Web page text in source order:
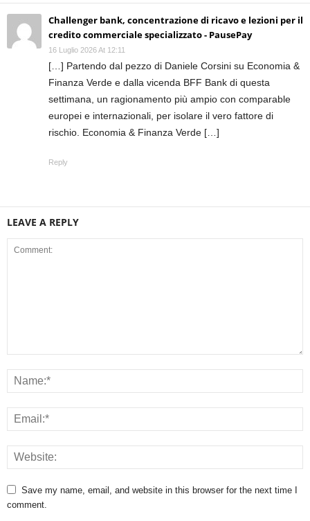
Challenger bank, concentrazione di ricavo e lezioni per il
credito commerciale specializzato - PausePay
16 Luglio 2026 At 12:11
[…] Partendo dal pezzo di Daniele Corsini su Economia &
Finanza Verde e dalla vicenda BFF Bank di questa
settimana, un ragionamento più ampio con comparable
europei e internazionali, per isolare il vero fattore di
rischio. Economia & Finanza Verde […]
Reply
LEAVE A REPLY
Save my name, email, and website in this browser for the next time I
comment.